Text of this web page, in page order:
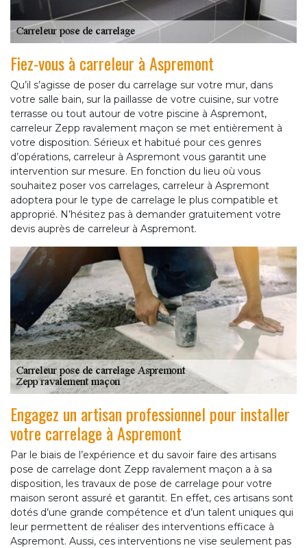
Fiez-vous à carreleur à Aspremont
Qu’il s’agisse de poser du carrelage sur votre mur, dans
votre salle bain, sur la paillasse de votre cuisine, sur votre
terrasse ou tout autour de votre piscine à Aspremont,
carreleur Zepp ravalement maçon se met entièrement à
votre disposition. Sérieux et habitué pour ces genres
d’opérations, carreleur à Aspremont vous garantit une
intervention sur mesure. En fonction du lieu où vous
souhaitez poser vos carrelages, carreleur à Aspremont
adoptera pour le type de carrelage le plus compatible et
approprié. N’hésitez pas à demander gratuitement votre
devis auprès de carreleur à Aspremont.
Engagez un artisan professionnel pour installer
votre carrelage à Aspremont
Par le biais de l’expérience et du savoir faire des artisans
pose de carrelage dont Zepp ravalement maçon a à sa
disposition, les travaux de pose de carrelage pour votre
maison seront assuré et garantit. En effet, ces artisans sont
dotés d’une grande compétence et d’un talent uniques qui
leur permettent de réaliser des interventions efficace à
Aspremont. Aussi, ces interventions ne vise seulement pas